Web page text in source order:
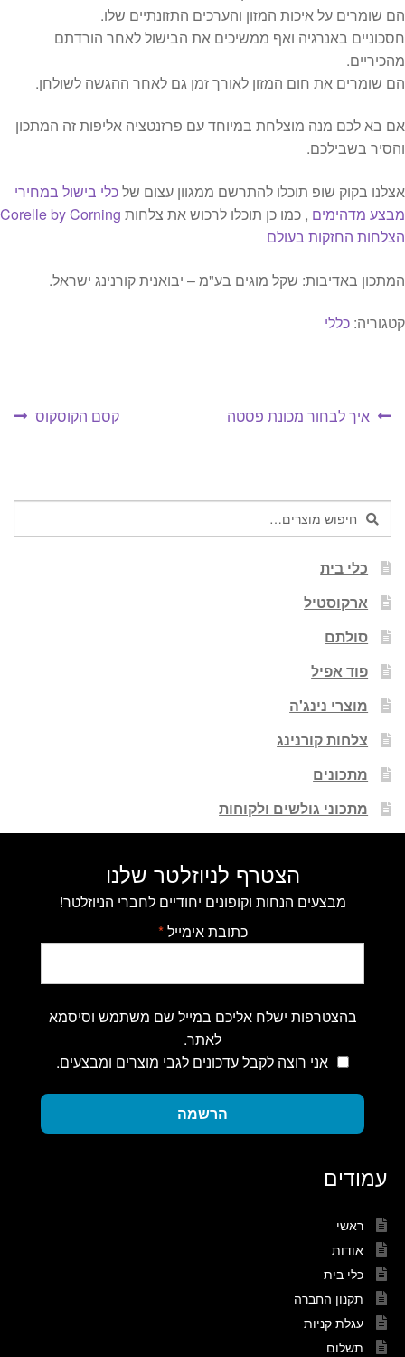
הם שומרים על איכות המזון והערכים התזונתיים שלו.
חסכוניים באנרגיה ואף ממשיכים את הבישול לאחר הורדתם
מהכיריים.
הם שומרים את חום המזון לאורך זמן גם לאחר ההגשה לשולחן.
אם בא לכם מנה מוצלחת במיוחד עם פרזנטציה אליפות זה המתכון
והסיר בשבילכם.
אצלנו בקוק שופ תוכלו להתרשם ממגוון עצום שלכלי בישול במחירי
מבצע מדהימים , כמו כן תוכלו לרכוש את צלחות Corelle by Corning
הצלחות החזקות בעולם
המתכון באדיבות: שקל מוגים בע"מ – יבואנית קורנינג ישראל.
קטגוריה: כללי
ניווטהפוסט
איך לבחור מכונת פסטה
הפוסט
קסם הקוסקוס
חיפוש
עבור:
חיפוש
כלי בית
ארקוסטיל
סולתם
פוד אפיל
מוצרי נינג'ה
צלחות קורנינג
מתכונים
מתכוני גולשים ולקוחות
הצטרף לניוזלטר שלנו
מבצעים הנחות וקופונים יחודיים לחברי הניוזלטר!
כתובת אימייל*
בהצטרפות ישלח אליכם במייל שם משתמש וסיסמא
לאתר.
אני רוצה לקבל עדכונים לגבי מוצרים ומבצעים.
הרשמה
עמודים
ראשי
אודות
כלי בית
תקנון החברה
עגלת קניות
תשלום